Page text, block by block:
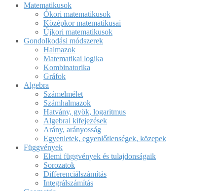
Matematikusok
Ókori matematikusok
Középkor matematikusai
Újkori matematikusok
Gondolkodási módszerek
Halmazok
Matematikai logika
Kombinatorika
Gráfok
Algebra
Számelmélet
Számhalmazok
Hatvány, gyök, logaritmus
Algebrai kifejezések
Arány, arányosság
Egyenletek, egyenlőtlenségek, közepek
Függvények
Elemi függvények és tulajdonságaik
Sorozatok
Differenciálszámítás
Integrálszámítás